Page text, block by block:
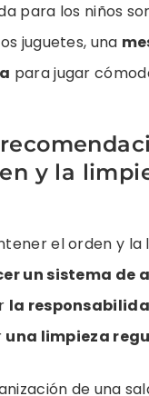
para los niños
juguetes, una
para jugar
y la
el orden y la
un sistema de
la
una limpieza
de una